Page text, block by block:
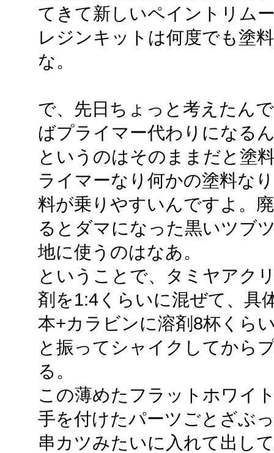
てきて新しいペイントリム
レジンキットは何度でも塗
な。
で、先日ちょっと考えたん
ばプライマー代わりになる
というのはそのままだと塗
ライマーなり何かの塗料な
料が乗りやすいんですよ。
るとダマになった黒いツブ
地に使うのはなあ。
ということで、タミヤアク
剤を1:4くらいに混ぜて、具
本+カラビンに溶剤8杯くら
と振ってシャイクしてから
る。
この薄めたフラットホワイ
手を付けたパーツごとざぶ
串カツみたいに入れて出し